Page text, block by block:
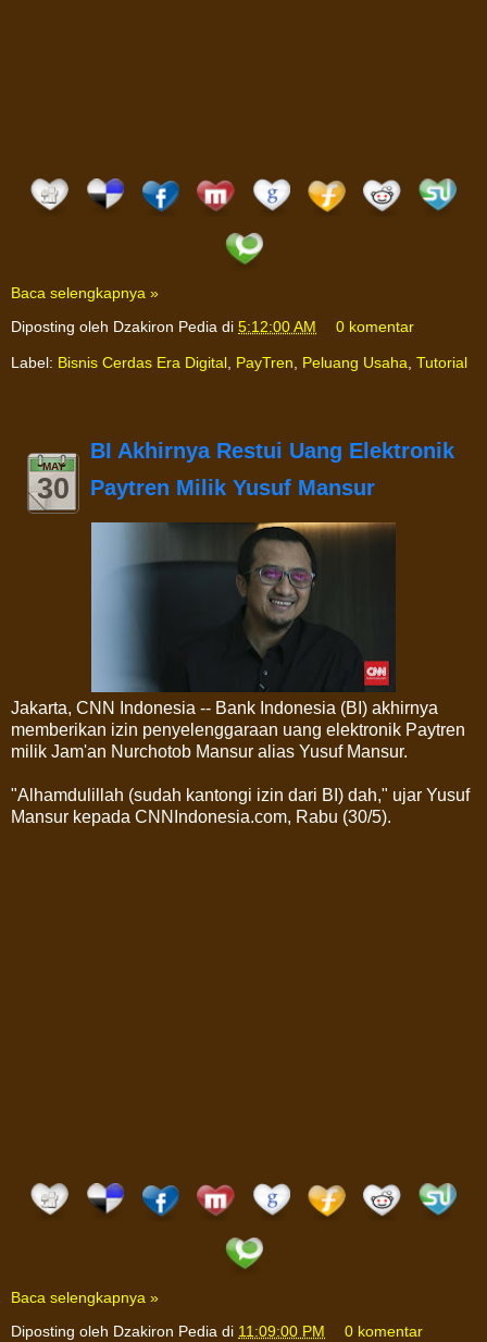
Baca selengkapnya »
Diposting oleh Dzakiron Pedia di 5:12:00 AM 0 komentar
Label: Bisnis Cerdas Era Digital, PayTren, Peluang Usaha, Tutorial
MAY
30
BI Akhirnya Restui Uang Elektronik
Paytren Milik Yusuf Mansur
Jakarta, CNN Indonesia -- Bank Indonesia (BI) akhirnya
memberikan izin penyelenggaraan uang elektronik Paytren
milik Jam'an Nurchotob Mansur alias Yusuf Mansur.
"Alhamdulillah (sudah kantongi izin dari BI) dah," ujar Yusuf
Mansur kepada CNNIndonesia.com, Rabu (30/5).
Baca selengkapnya »
Diposting oleh Dzakiron Pedia di 11:09:00 PM 0 komentar